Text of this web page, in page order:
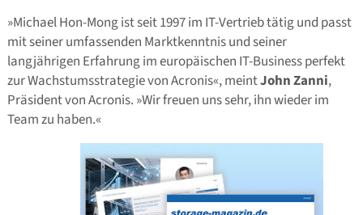
»Michael Hon-Mong ist seit 1997 im IT-Vertrieb tätig und passt
mit seiner umfassenden Marktkenntnis und seiner
langjährigen Erfahrung im europäischen IT-Business perfekt
zur Wachstumsstrategie von Acronis«, meintJohn Zanni,
Präsident von Acronis. »Wir freuen uns sehr, ihn wieder im
Team zu haben.«